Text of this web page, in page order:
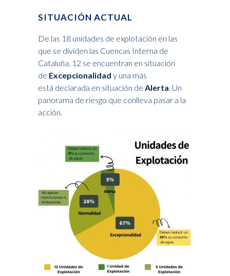
SITUACIÓN ACTUAL
De las 18 unidades de explotación en las
que se dividen las Cuencas Interna de
Cataluña, 12 se encuentran en situación
de Excepcionalidad y una más
está declarada en situación de Alerta. Un
panorama de riesgo que conlleva pasar a la
acción.